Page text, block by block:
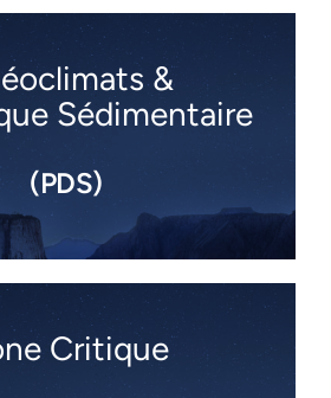
&
Sédimentaire
(PDS)
Critique